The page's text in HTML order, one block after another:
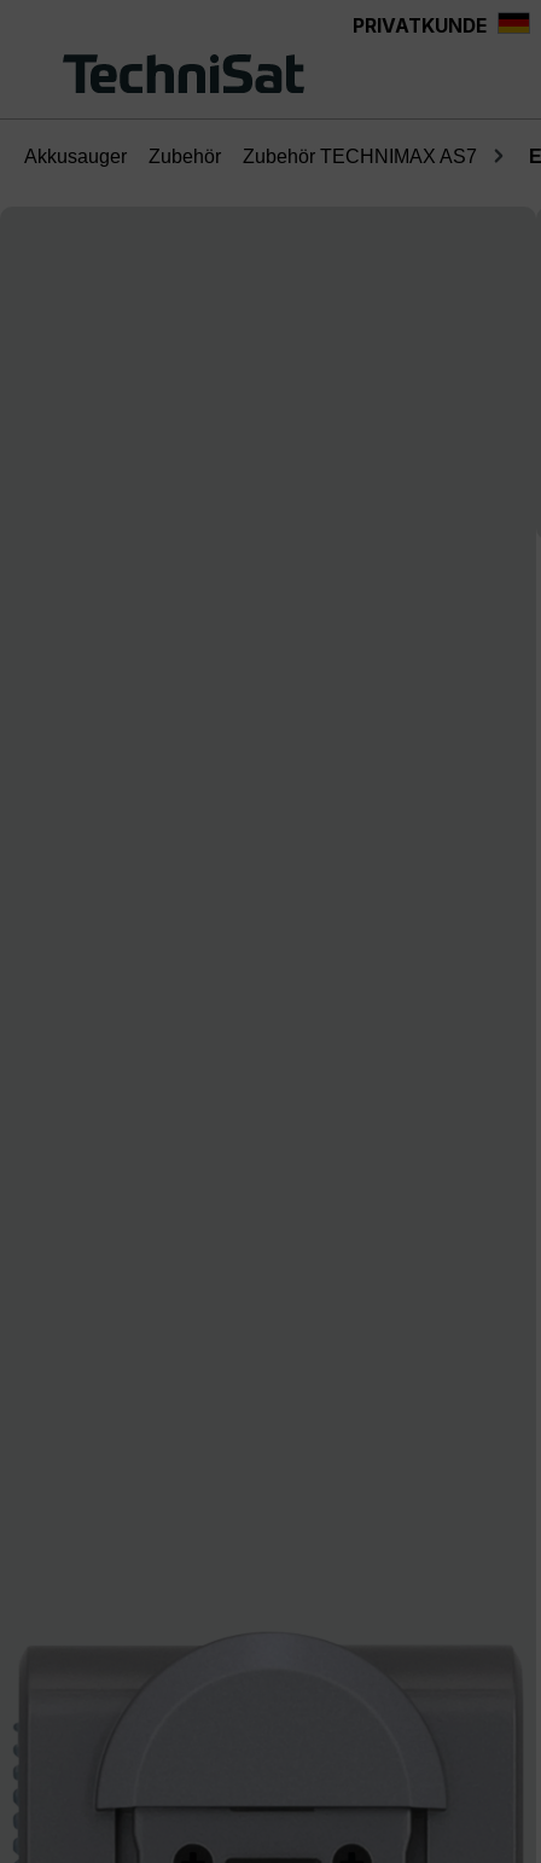
PRIVATKUNDE
Akkusauger Zubehör Zubehör TECHNIMAX AS7